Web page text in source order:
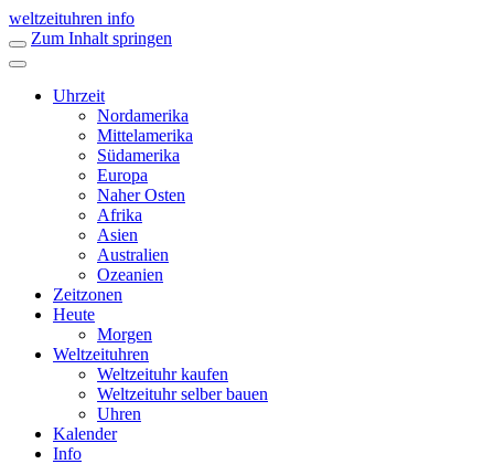
weltzeituhren info
Zum Inhalt springen
Uhrzeit
Nordamerika
Mittelamerika
Südamerika
Europa
Naher Osten
Afrika
Asien
Australien
Ozeanien
Zeitzonen
Heute
Morgen
Weltzeituhren
Weltzeituhr kaufen
Weltzeituhr selber bauen
Uhren
Kalender
Info